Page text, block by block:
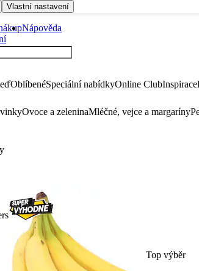
Vlastní nastavení
Nápověda
OblíbenéSpeciální nabídkyOnline ClubInspirace
Ovoce a zeleninaMléčné, vejce a margaríny
Top výběr